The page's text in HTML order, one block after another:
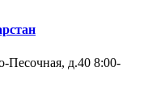
Песочная, д.40 8:00-